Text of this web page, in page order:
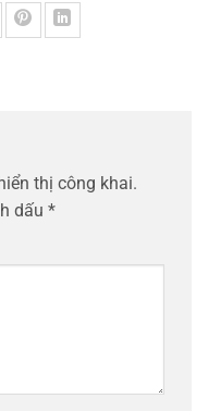
thị công khai.
dấu *